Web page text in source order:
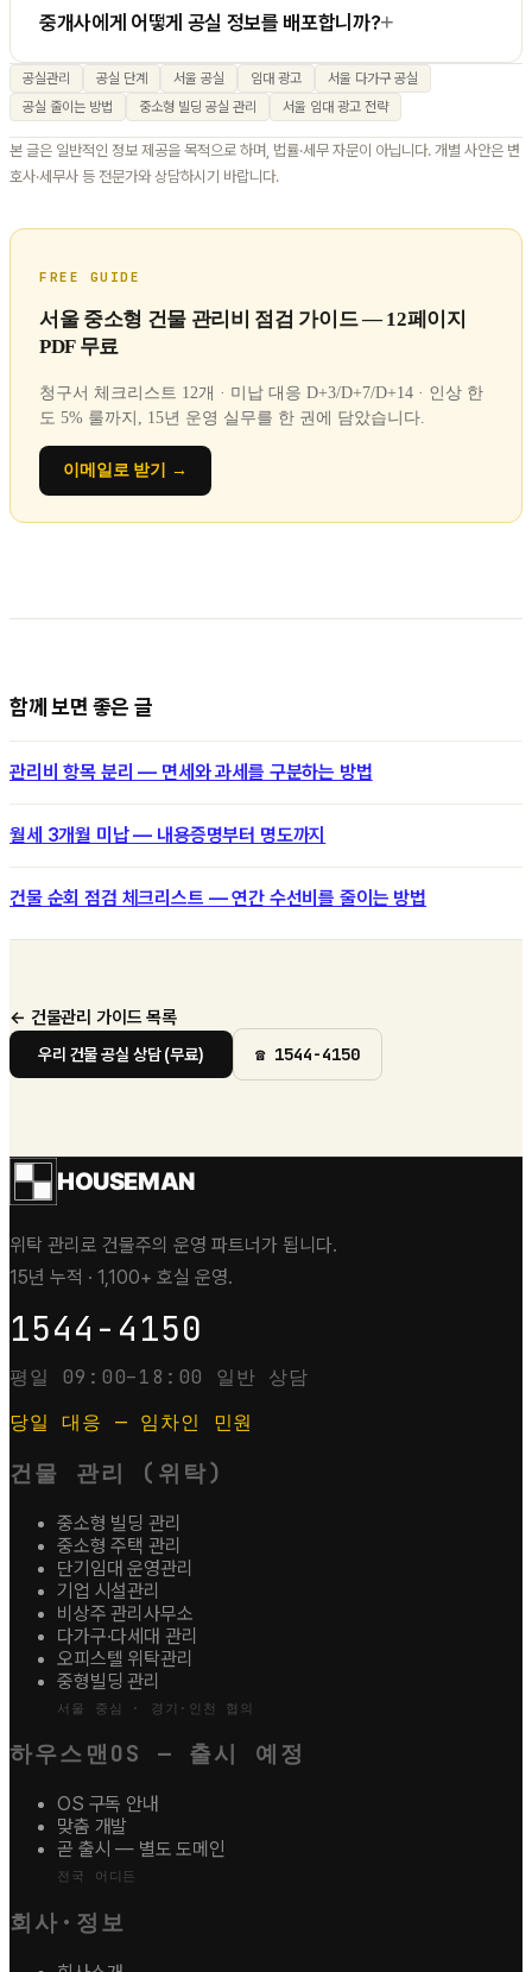
중개사에게 어떻게 공실 정보를 배포합니까?+
공실관리 공실 단계 서울 공실 임대 광고
서울 다가구 공실
공실 줄이는 방법
중소형 빌딩 공실 관리 서울 임대 광고 전략
본 글은 일반적인 정보 제공을 목적으로 하며, 법률·세무 자문이 아닙니다. 개별 사안은 변
호사·세무사 등 전문가와 상담하시기 바랍니다.
FREE GUIDE
서울 중소형 건물 관리비 점검 가이드 — 12페이지
PDF 무료
청구서 체크리스트 12개 · 미납 대응 D+3/D+7/D+14 · 인상 한
도 5% 룰까지, 15년 운영 실무를 한 권에 담았습니다.
이메일로 받기 →
함께 보면 좋은 글
관리비 항목 분리 — 면세와 과세를 구분하는 방법
월세 3개월 미납 — 내용증명부터 명도까지
건물 순회 점검 체크리스트 — 연간 수선비를 줄이는 방법
← 건물관리 가이드 목록
우리 건물 공실 상담 (무료) ☎ 1544-4150
HOUSEMAN
위탁 관리로 건물주의 운영 파트너가 됩니다.
15년 누적 · 1,100+ 호실 운영.
1544-4150
평일 09:00–18:00 일반 상담
당일 대응 — 임차인 민원
건물 관리 (위탁)
중소형 빌딩 관리
중소형 주택 관리
단기임대 운영관리
기업 시설관리
비상주 관리사무소
다가구·다세대 관리
오피스텔 위탁관리
중형빌딩 관리
서울 중심 · 경기·인천 협의
하우스맨OS — 출시 예정
OS 구독 안내
맞춤 개발
곧 출시 — 별도 도메인
전국 어디든
회사·정보